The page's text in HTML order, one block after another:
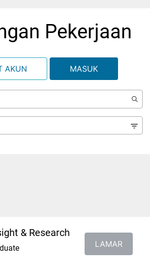
Pekerjaan
AKUN MASUK
& Research
LAMAR